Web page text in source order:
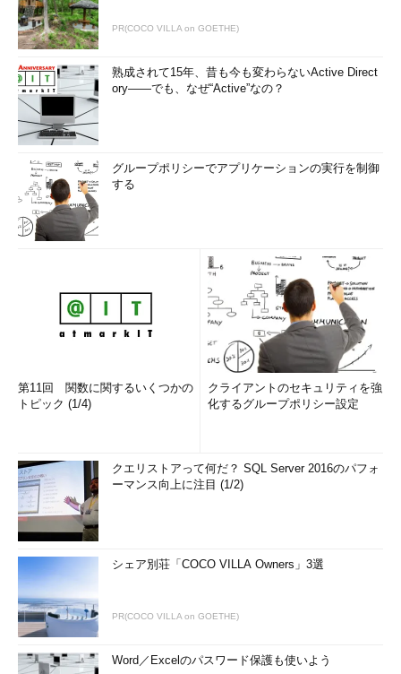
PR(COCO VILLA on GOETHE)
熟成されて15年、昔も今も変わらないActive Direct
ory――でも、なぜ“Active”なの？
グループポリシーでアプリケーションの実行を制御
する
第11回 関数に関するいくつかの
トピック (1/4)
クライアントのセキュリティを強
化するグループポリシー設定
クエリストアって何だ？ SQL Server 2016のパフォ
ーマンス向上に注目 (1/2)
シェア別荘「COCO VILLA Owners」3選
PR(COCO VILLA on GOETHE)
Word／Excelのパスワード保護も使いよう